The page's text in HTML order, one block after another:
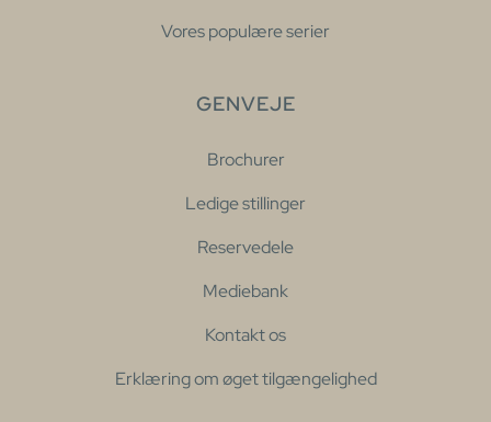
Vores populære serier
GENVEJE
Brochurer
Ledige stillinger
Reservedele
Mediebank
Kontakt os
Erklæring om øget tilgængelighed